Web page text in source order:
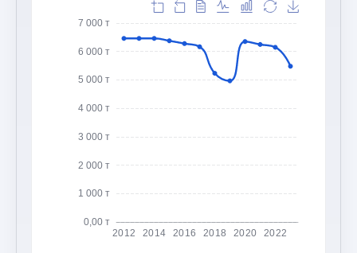
0,00 т
1 000 т
2 000 т
3 000 т
4 000 т
5 000 т
6 000 т
7 000 т
2012 2014 2016 2018 2020 2022